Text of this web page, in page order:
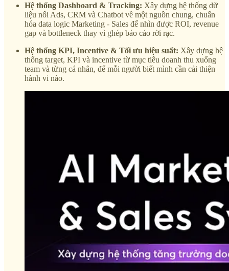
Hệ thống Dashboard & Tracking: Xây dựng hệ thống dữ
liệu nối Ads, CRM và Chatbot về một nguồn chung, chuẩn
hóa data logic Marketing - Sales để nhìn được ROI, revenue
gap và bottleneck thay vì ghép báo cáo rời rạc.
Hệ thống KPI, Incentive & Tối ưu hiệu suất: Xây dựng hệ
thống target, KPI và incentive từ mục tiêu doanh thu xuống
team và từng cá nhân, để mỗi người biết mình cần cải thiện
hành vi nào.